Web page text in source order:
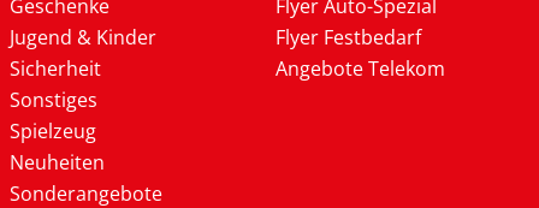
Geschenke
Jugend & Kinder
Sicherheit
Sonstiges
Spielzeug
Neuheiten
Sonderangebote
Flyer Auto-Spezial
Flyer Festbedarf
Angebote Telekom